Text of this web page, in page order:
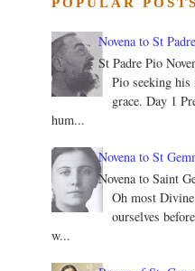
POPULAR POSTS
Novena to St
St Padre Pio
Pio seeking his
grace. Day 1
hum...
Novena to St
Novena to Saint
Oh most
ourselves
w...